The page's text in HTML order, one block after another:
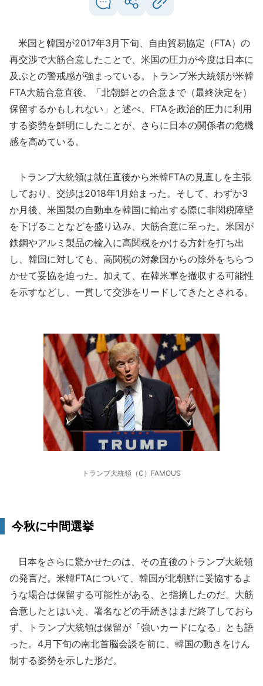
米国と韓国が2017年3月下旬、自由貿易協定（FTA）の
再交渉で大筋合意したことで、米国の圧力が今度は日本に
及ぶとの警戒感が強まっている。トランプ米大統領が米韓
FTA大筋合意直後、「北朝鮮との合意まで（最終決定を）
保留するかもしれない」と述べ、FTAを政治的圧力に利用
する姿勢を鮮明にしたことが、さらに日本の関係者の危機
感を高めている。
トランプ大統領は就任直後から米韓FTAの見直しを主張
しており、交渉は2018年1月始まった。そして、わずか3
か月後、米国製の自動車を韓国に輸出する際に非関税障壁
を下げることなどを盛り込み、大筋合意に至った。米国が
鉄鋼やアルミ製品の輸入に高関税をかける方針を打ち出
し、韓国に対しても、高関税の対象国からの除外をちらつ
かせて妥協を迫った。加えて、在韓米軍を撤収する可能性
を示すなどし、一貫して交渉をリードしてきたとされる。
トランプ大統領（C）FAMOUS
今秋に中間選挙
日本をさらに驚かせたのは、その直後のトランプ大統領
の発言だ。米韓FTAについて、韓国が北朝鮮に妥協するよ
うな場合は保留する可能性がある、と指摘したのだ。大筋
合意したとはいえ、署名などの手続きはまだ終了しておら
ず、トランプ大統領は保留が「強いカードになる」とも語
った。4月下旬の南北首脳会談を前に、韓国の動きをけん
制する姿勢を示した形だ。